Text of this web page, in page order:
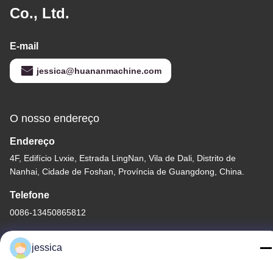
Co., Ltd.
E-mail
jessica@huananmachine.com
O nosso endereço
Endereço
4F, Edifício Lvxie, Estrada LingNan, Vila de Dali, Distrito de
Nanhai, Cidade de Foshan, Província de Guangdong, China.
Telefone
0086-13450865812
jessica